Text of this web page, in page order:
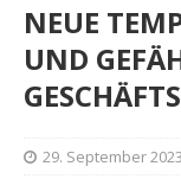
NEUE
UND
29. September 2023